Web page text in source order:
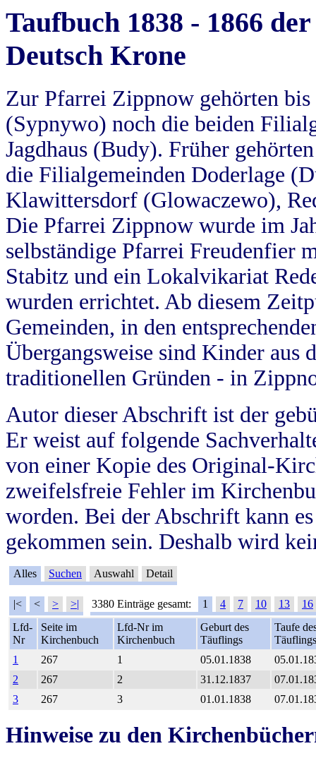
Taufbuch 1838 - 1866
Deutsch Krone
Zur Pfarrei Zippnow gehörten
(Sypnywo) noch die beiden
Jagdhaus (Budy). Früher
die Filialgemeinden Doderlage
Klawittersdorf (Glowaczewo),
Die Pfarrei Zippnow wurde im
selbständige Pfarrei Freudenfier
Stabitz und ein Lokalvikariat
wurden errichtet. Ab diesem
Gemeinden, in den
Übergangsweise sind Kinder aus
traditionellen Gründen - in
Autor dieser Abschrift ist der
Er weist auf folgende
von einer Kopie des Original-
zweifelsfreie Fehler im
worden. Bei der Abschrift kann
gekommen sein. Deshalb wird
Alles Suchen Auswahl Detail
|< < > >| 3380 Einträge gesamt: 1 4 7 10 13
16
Lfd-
Nr
Seite im
Kirchenbuch
Lfd-Nr im
Kirchenbuch
Geburt des
Täuflings
Taufe
Täuflings
1
267 1 05.01.1838
2
267 2 31.12.1837
3
267 3 01.01.1838
Hinweise zu den